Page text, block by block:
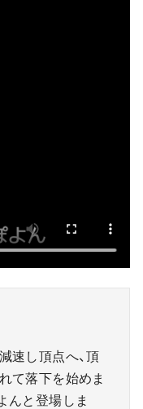
速し頂点へ、頂
て落下を始めま
んと登場しま